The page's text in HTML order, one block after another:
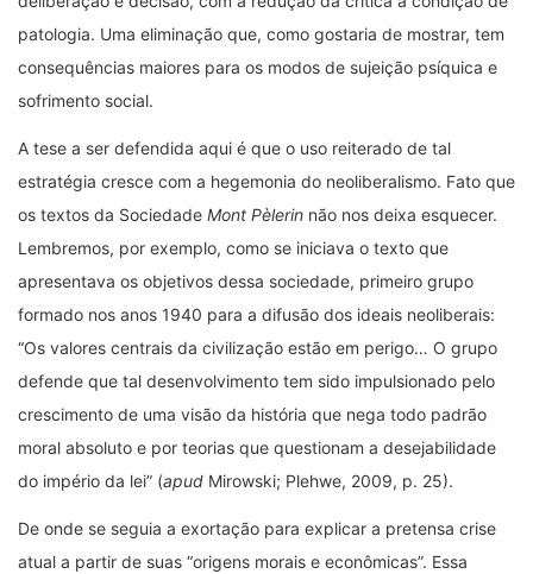
patologia. Uma eliminação que, como gostaria de mostrar, tem
consequências maiores para os modos de sujeição psíquica e
sofrimento social.
A tese a ser defendida aqui é que o uso reiterado de tal
estratégia cresce com a hegemonia do neoliberalismo. Fato que
os textos da Sociedade Mont Pèlerin não nos deixa esquecer.
Lembremos, por exemplo, como se iniciava o texto que
apresentava os objetivos dessa sociedade, primeiro grupo
formado nos anos 1940 para a difusão dos ideais neoliberais:
“Os valores centrais da civilização estão em perigo… O grupo
defende que tal desenvolvimento tem sido impulsionado pelo
crescimento de uma visão da história que nega todo padrão
moral absoluto e por teorias que questionam a desejabilidade
do império da lei” (apud Mirowski; Plehwe, 2009, p. 25).
De onde se seguia a exortação para explicar a pretensa crise
atual a partir de suas “origens morais e econômicas”. Essa